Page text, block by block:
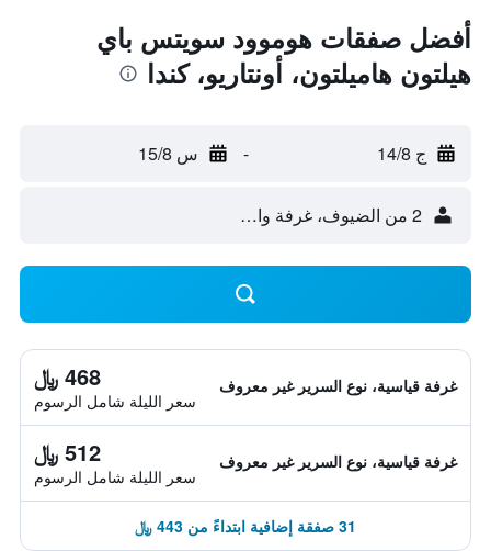
أفضل صفقات هوموود سويتس باي
هيلتون هاميلتون، أونتاريو، كندا
ج 14/8 - س 15/8
2 من الضيوف، غرفة واحدة
غرفة قياسية، نوع السرير غير معروف 468 ﷼
سعر الليلة شامل الرسوم
غرفة قياسية، نوع السرير غير معروف 512 ﷼
سعر الليلة شامل الرسوم
31 صفقة إضافية ابتداءً من 443 ﷼